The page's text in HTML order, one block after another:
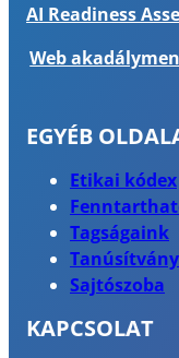
AI Readiness
Web
EGYÉB
Etikai kódex
Tagságaink
Sajtószoba
KAPCSOLAT